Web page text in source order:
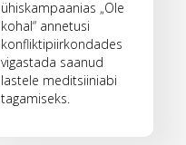
ühiskampaanias „Ole
kohal“ annetusi
konfliktipiirkondades
vigastada saanud
lastele meditsiiniabi
tagamiseks.